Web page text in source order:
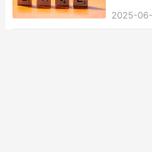
2025-